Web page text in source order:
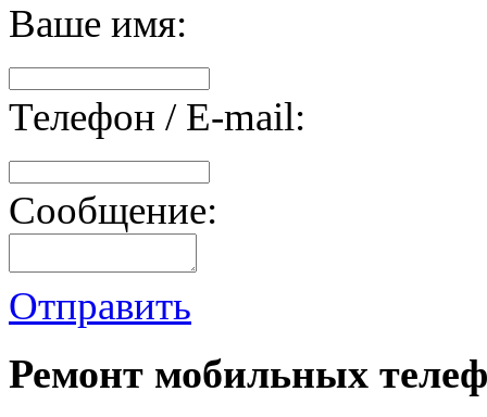
Ваше имя:
Телефон / E-mail:
Сообщение:
Отправить
Ремонт мобильных